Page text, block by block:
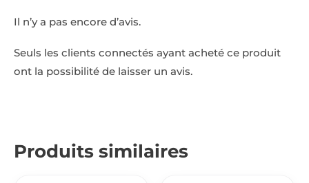
Il n’y a pas encore d’avis.
Seuls les clients connectés ayant acheté ce produit
ont la possibilité de laisser un avis.
Produits similaires